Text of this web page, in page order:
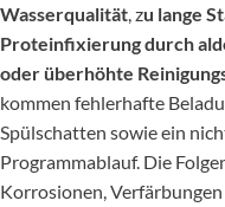
Wasserqualität , zu lange
Proteinfixierung durch
oder überhöhte
kommen fehlerhafte
Spülschatten sowie ein
Programmablauf. Die
Korrosionen,